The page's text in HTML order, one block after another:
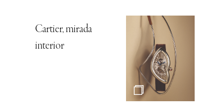
Cartier, mirada
interior